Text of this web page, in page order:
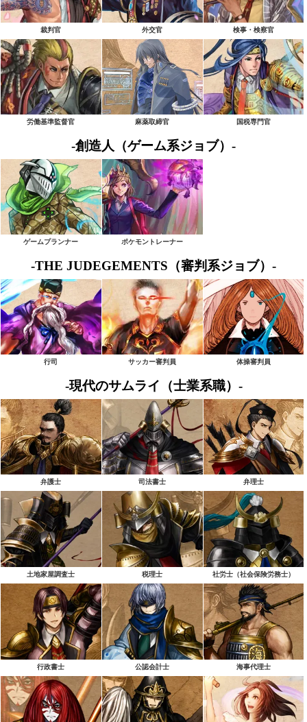
裁判官 外交官 検事・検察官
労働基準監督官 麻薬取締官 国税専門官
-創造人（ゲーム系ジョブ）-
ゲームプランナー ポケモントレーナー
-THE JUDEGEMENTS（審判系ジョブ）-
行司 サッカー審判員 体操審判員
-現代のサムライ（士業系職）-
弁護士 司法書士 弁理士
土地家屋調査士 税理士 社労士（社会保険労務士）
行政書士 公認会計士 海事代理士